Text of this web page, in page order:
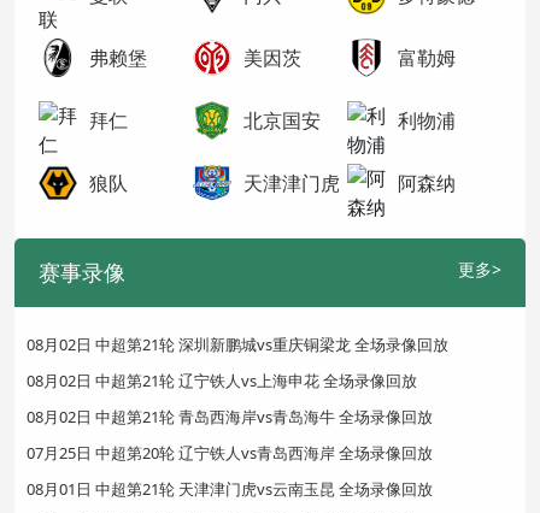
弗赖堡 美因茨 富勒姆
拜仁 北京国安 利物浦
狼队 天津津门虎 阿森纳
赛事录像 更多>
08月02日 中超第21轮 深圳新鹏城vs重庆铜梁龙 全场录像回放
08月02日 中超第21轮 辽宁铁人vs上海申花 全场录像回放
08月02日 中超第21轮 青岛西海岸vs青岛海牛 全场录像回放
07月25日 中超第20轮 辽宁铁人vs青岛西海岸 全场录像回放
08月01日 中超第21轮 天津津门虎vs云南玉昆 全场录像回放